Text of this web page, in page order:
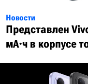
Новости
Представлен
мА·ч в корпусе